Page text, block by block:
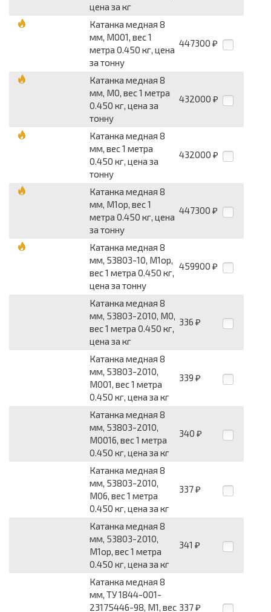
цена за кг
Катанка медная 8
мм, М001, вес 1
метра 0.450 кг, цена
за тонну
447300 ₽
Катанка медная 8
мм, М0, вес 1 метра
0.450 кг, цена за
тонну
432000 ₽
Катанка медная 8
мм, вес 1 метра
0.450 кг, цена за
тонну
432000 ₽
Катанка медная 8
мм, М1ор, вес 1
метра 0.450 кг, цена
за тонну
447300 ₽
Катанка медная 8
мм, 53803-10, М1ор,
вес 1 метра 0.450 кг,
цена за тонну
459900 ₽
Катанка медная 8
мм, 53803-2010, М0,
вес 1 метра 0.450 кг,
цена за кг
336 ₽
Катанка медная 8
мм, 53803-2010,
М001, вес 1 метра
0.450 кг, цена за кг
339 ₽
Катанка медная 8
мм, 53803-2010,
М0016, вес 1 метра
0.450 кг, цена за кг
340 ₽
Катанка медная 8
мм, 53803-2010,
М06, вес 1 метра
0.450 кг, цена за кг
337 ₽
Катанка медная 8
мм, 53803-2010,
М1ор, вес 1 метра
0.450 кг, цена за кг
341 ₽
Катанка медная 8
мм, ТУ 1844-001-
23175446-98, М1, вес 337 ₽